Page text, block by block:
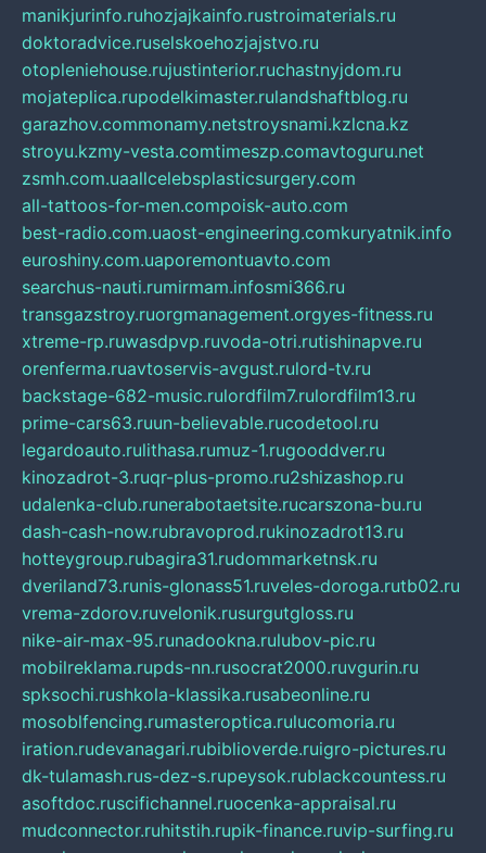
manikjurinfo.ruhozjajkainfo.rustroimaterials.ru
doktoradvice.ruselskoehozjajstvo.ru
otopleniehouse.rujustinterior.ruchastnyjdom.ru
mojateplica.rupodelkimaster.rulandshaftblog.ru
garazhov.commonamy.netstroysnami.kzlcna.kz
stroyu.kzmy-vesta.comtimeszp.comavtoguru.net
zsmh.com.uaallcelebsplasticsurgery.com
all-tattoos-for-men.compoisk-auto.com
best-radio.com.uaost-engineering.comkuryatnik.info
euroshiny.com.uaporemontuavto.com
searchus-nauti.rumirmam.infosmi366.ru
transgazstroy.ruorgmanagement.orgyes-fitness.ru
xtreme-rp.ruwasdpvp.ruvoda-otri.rutishinapve.ru
orenferma.ruavtoservis-avgust.rulord-tv.ru
backstage-682-music.rulordfilm7.rulordfilm13.ru
prime-cars63.ruun-believable.rucodetool.ru
legardoauto.rulithasa.rumuz-1.rugooddver.ru
kinozadrot-3.ruqr-plus-promo.ru2shizashop.ru
udalenka-club.runerabotaetsite.rucarszona-bu.ru
dash-cash-now.rubravoprod.rukinozadrot13.ru
hotteygroup.rubagira31.rudommarketnsk.ru
dveriland73.runis-glonass51.ruveles-doroga.rutb02.ru
vrema-zdorov.ruvelonik.rusurgutgloss.ru
nike-air-max-95.runadookna.rulubov-pic.ru
mobilreklama.rupds-nn.rusocrat2000.ruvgurin.ru
spksochi.rushkola-klassika.rusabeonline.ru
mosoblfencing.rumasteroptica.rulucomoria.ru
iration.rudevanagari.rubiblioverde.ruigro-pictures.ru
dk-tulamash.rus-dez-s.rupeysok.rublackcountess.ru
asoftdoc.ruscifichannel.ruocenka-appraisal.ru
mudconnector.ruhitstih.rupik-finance.ruvip-surfing.ru